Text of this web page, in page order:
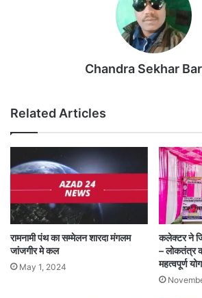
Chandra Sekhar
Related Articles
रामनामी पंथ का सम्मेलन शारदा मंगलम
जांजगीर मे कल
May 1, 2024
कलेक्टर ने
– लोकतंत्र
महत्वपूर्ण